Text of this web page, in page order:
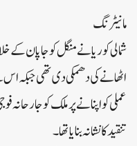
مانیٹرنگ
شمالی کوریا نے منگل کو جاپان
اٹھانے کی دھمکی دی تھی جبکہ
عملی کو اپنانے پر ملک کو
تنقید کا نشانہ بنایا تھا۔